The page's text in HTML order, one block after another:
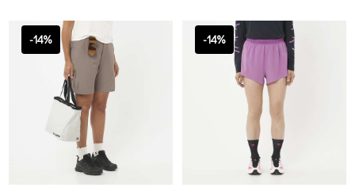
-14% -14%